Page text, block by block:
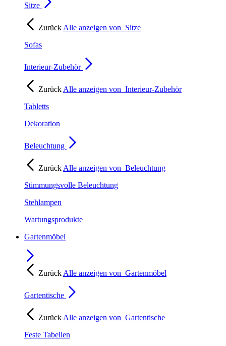
Sitze
Zurück Alle anzeigen von Sitze
Sofas
Interieur-Zubehör
Zurück Alle anzeigen von Interieur-Zubehör
Tabletts
Dekoration
Beleuchtung
Zurück Alle anzeigen von Beleuchtung
Stimmungsvolle Beleuchtung
Stehlampen
Wartungsprodukte
Gartenmöbel
Zurück Alle anzeigen von Gartenmöbel
Gartentische
Zurück Alle anzeigen von Gartentische
Feste Tabellen